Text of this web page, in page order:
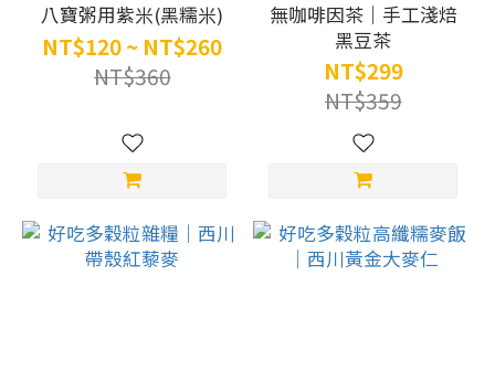
八寶粥用紫米(黑糯米)
NT$120 ~ NT$260
NT$360
無咖啡因茶｜手工淺焙
黑豆茶
NT$299
NT$359